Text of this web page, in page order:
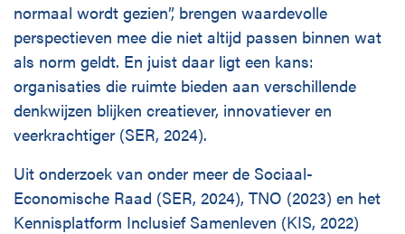
normaal wordt gezien”, brengen waardevolle
perspectieven mee die niet altijd passen binnen wat
als norm geldt. En juist daar ligt een kans:
organisaties die ruimte bieden aan verschillende
denkwijzen blijken creatiever, innovatiever en
veerkrachtiger (SER, 2024).
Uit onderzoek van onder meer de Sociaal-
Economische Raad (SER, 2024), TNO (2023) en het
Kennisplatform Inclusief Samenleven (KIS, 2022)